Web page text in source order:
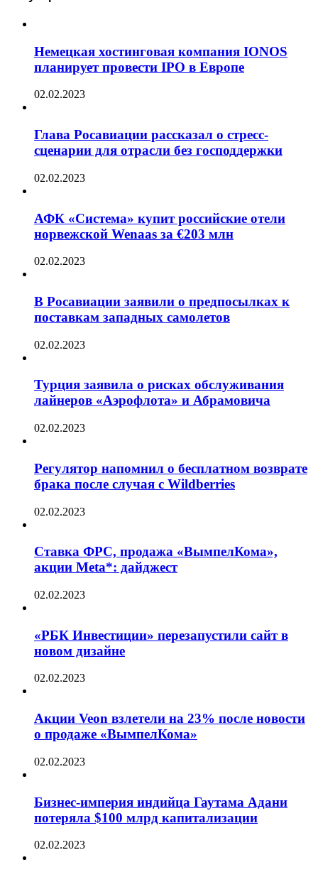
Немецкая хостинговая компания IONOS
планирует провести IPO в Европе
02.02.2023
Глава Росавиации рассказал о стресс-
сценарии для отрасли без господдержки
02.02.2023
АФК «Система» купит российские отели
норвежской Wenaas за €203 млн
02.02.2023
В Росавиации заявили о предпосылках к
поставкам западных самолетов
02.02.2023
Турция заявила о рисках обслуживания
лайнеров «Аэрофлота» и Абрамовича
02.02.2023
Регулятор напомнил о бесплатном возврате
брака после случая с Wildberries
02.02.2023
Ставка ФРС, продажа «ВымпелКома»,
акции Meta*: дайджест
02.02.2023
«РБК Инвестиции» перезапустили сайт в
новом дизайне
02.02.2023
Акции Veon взлетели на 23% после новости
о продаже «ВымпелКома»
02.02.2023
Бизнес-империя индийца Гаутама Адани
потеряла $100 млрд капитализации
02.02.2023